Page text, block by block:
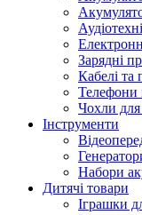
Зарядні
Кабелі та
Телефони
Чохли для
Інструменти
Набори
Дитячі товари
Іграшки